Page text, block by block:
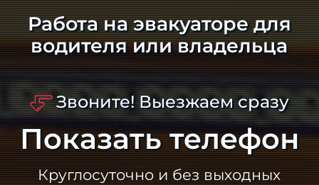
Работа на эвакуаторе для
водителя или владельца
Звоните! Выезжаем сразу
Показать телефон
Круглосуточно и без выходных